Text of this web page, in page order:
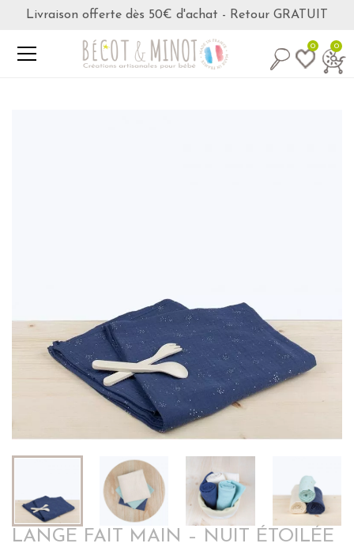
Livraison offerte dès 50€ d'achat - Retour GRATUIT
0 0
LANGE FAIT MAIN – NUIT ÉTOILÉE